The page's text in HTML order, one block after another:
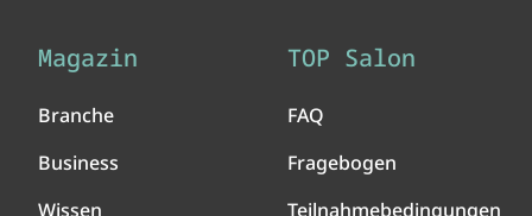
Magazin
Branche
Business
Wissen
TOP Salon
FAQ
Fragebogen
Teilnahmebedingungen